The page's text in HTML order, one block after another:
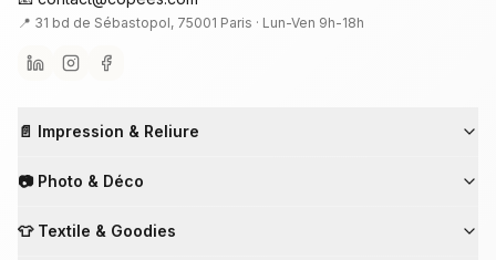
📍 31 bd de Sébastopol, 75001 Paris · Lun-Ven 9h-18h
📄 Impression & Reliure
📷 Photo & Déco
👕 Textile & Goodies